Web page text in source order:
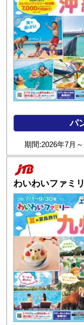
パ
期間:2026年7月～
わいわいファミ